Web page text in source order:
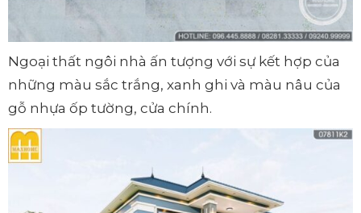
Ngoại thất ngôi nhà ấn tượng với sự kết hợp của
những màu sắc trắng, xanh ghi và màu nâu của
gỗ nhựa ốp tường, cửa chính.